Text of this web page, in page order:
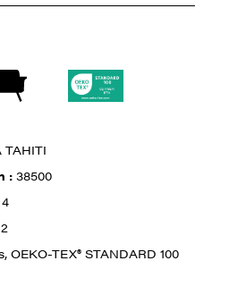
TAHITI
:38500
4
OEKO-TEX® STANDARD 100